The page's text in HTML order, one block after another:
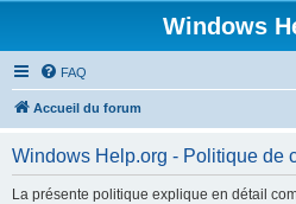
Windows
FAQ
Accueil du forum
Windows Help.org - Politique de
La présente politique explique en détail